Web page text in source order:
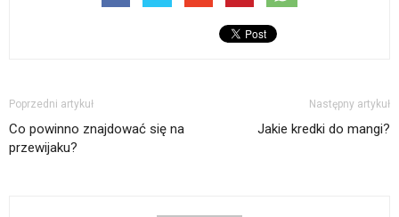
Poprzedni artykuł
Co powinno znajdować się na
przewijaku?
Następny artykuł
Jakie kredki do mangi?